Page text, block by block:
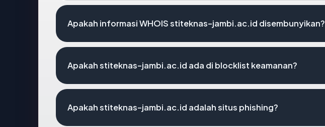
Apakah informasi WHOIS stiteknas-jambi.ac.id disembunyikan?
Apakah stiteknas-jambi.ac.id ada di blocklist keamanan?
Apakah stiteknas-jambi.ac.id adalah situs phishing?